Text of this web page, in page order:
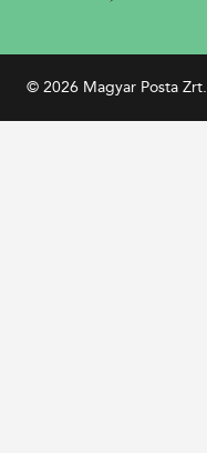
© 2026 Magyar Posta Zrt.